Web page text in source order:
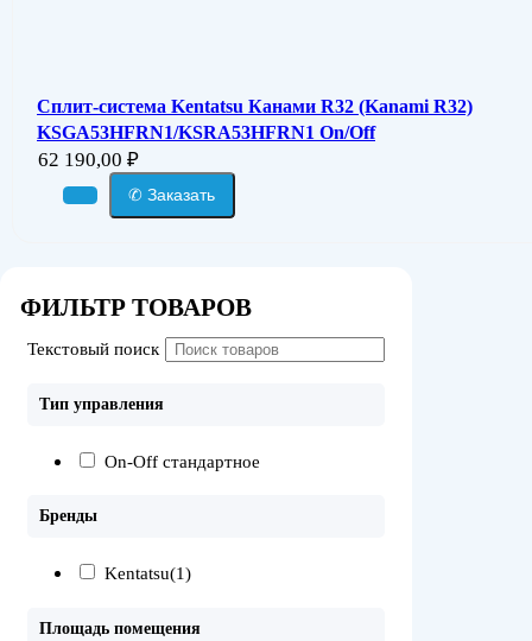
Сплит-система Kentatsu Канами R32 (Kanami R32)
KSGA53HFRN1/KSRA53HFRN1 On/Off
62 190,00 ₽
✆ Заказать
ФИЛЬТР ТОВАРОВ
Текстовый поиск
Тип управления
On-Off стандартное
Бренды
Kentatsu(1)
Площадь помещения